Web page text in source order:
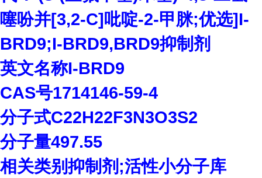
噻吩并[3,2-C]吡啶-2-甲脒;优选]I-
BRD9;I-BRD9,BRD9抑制剂
英文名称I-BRD9
CAS号1714146-59-4
分子式C22H22F3N3O3S2
分子量497.55
相关类别抑制剂 ;活性小分子库